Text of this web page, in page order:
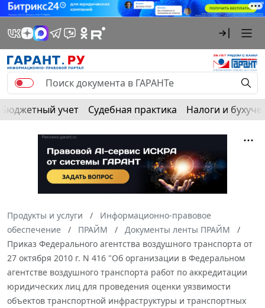
Бюджетный учет Судебная практика Налоги и
Продукты и услуги
Информационно-правовое
обеспечение
ПРАЙМ
Документы ленты ПРАЙМ
Приказ Федерального агентства воздушного транспорта от
27 октября 2010 г. N 416 "Об организации в Федеральном
агентстве воздушного транспорта работ по аккредитации
юридических лиц для проведения оценки уязвимости
объектов транспортной инфраструктуры и транспортных